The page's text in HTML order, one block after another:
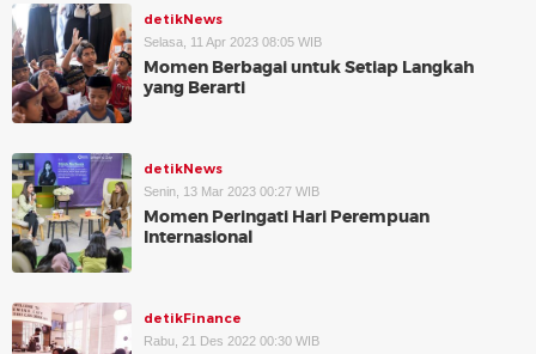
detikNews
Selasa, 11 Apr 2023 08:05 WIB
Momen Berbagai untuk Setiap Langkah
yang Berarti
detikNews
Senin, 13 Mar 2023 00:27 WIB
Momen Peringati Hari Perempuan
Internasional
detikFinance
Rabu, 21 Des 2022 00:30 WIB